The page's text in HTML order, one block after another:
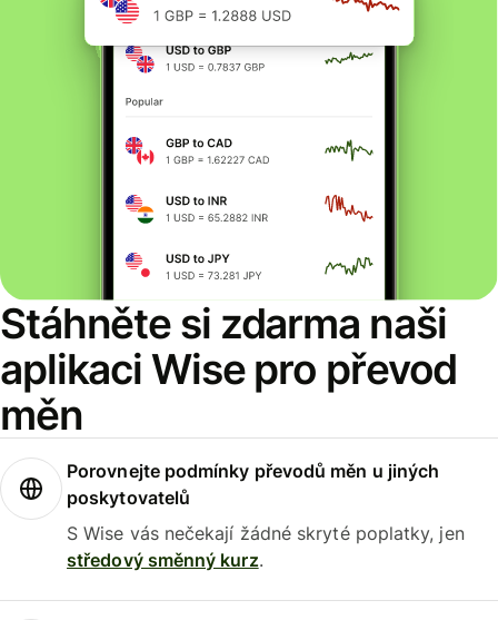
Stáhněte si zdarma naši
aplikaci Wise pro převod
měn
Porovnejte podmínky převodů měn u jiných
poskytovatelů
S Wise vás nečekají žádné skryté poplatky, jen
středový směnný kurz.